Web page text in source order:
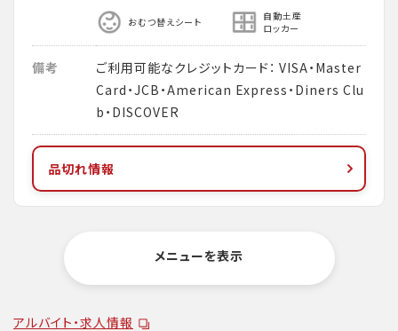
おむつ替えシート
自動土産
ロッカー
備考
ご利用可能なクレジットカード： VISA・Master
Card・JCB・American Express・Diners Clu
b・DISCOVER
品切れ情報
メニューを表示
アルバイト・求人情報